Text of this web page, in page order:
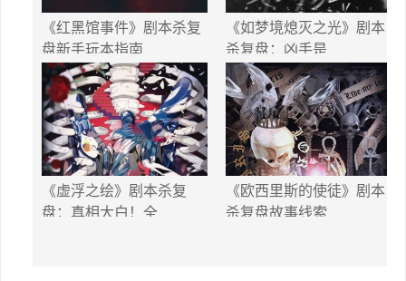
《红黑馆事件》剧本杀复
盘新手玩本指南
《如梦境熄灭之光》剧本
杀复盘：凶手是
《虚浮之绘》剧本杀复
盘：真相大白！全
《欧西里斯的使徒》剧本
杀复盘故事线索